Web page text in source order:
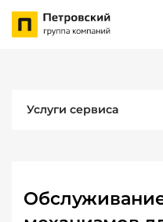
Услуги сервиса